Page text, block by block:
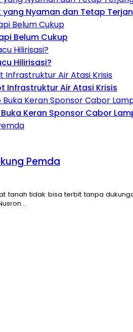
yang Nyaman dan Tetap
Belum Cukup
Hilirisasi?
Infrastruktur Air Atasi Krisis
Keran Sponsor Cabor
Pemda
tanah tidak bisa terbit tanpa